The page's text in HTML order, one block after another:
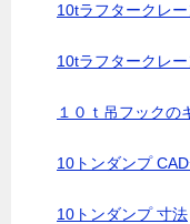
10tラフタークレー
10tラフタークレ
１０ｔ吊フックの
10トンダンプ
10トンダンプ 寸法